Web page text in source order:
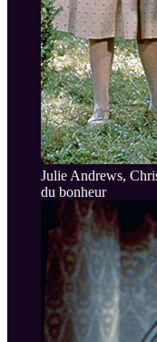
Julie Andrews,
du bonheur